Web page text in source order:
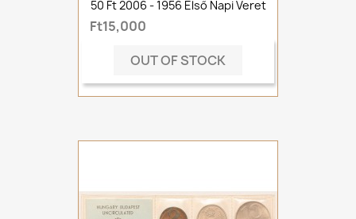
50 Ft 2006 - 1956 Első Napi Veret
Ft15,000
OUT OF STOCK